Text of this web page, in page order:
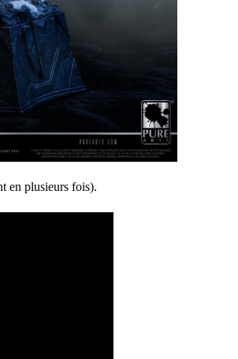
en plusieurs fois).